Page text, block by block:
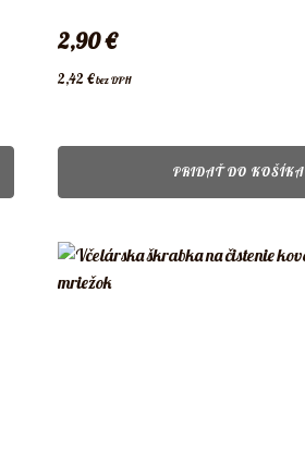
2,90€
2,42 €bez DPH
PRIDAŤ DO KOŠÍKA